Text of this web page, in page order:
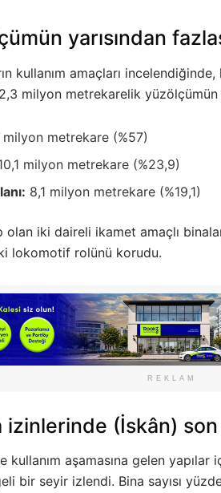
yarısından
kullanım amaçları
milyon metrekarelik yüzölçümün
milyon metrekare (%57)
milyon metrekare (%23,9)
8,1 milyon metrekare (%19,1)
olan iki daireli ikamet amaçlı
lokomotif rolünü korudu.
REKLAM
izinlerinde (İskân)
kullanım aşamasına gelen
bir seyir izlendi. Bina sayısı